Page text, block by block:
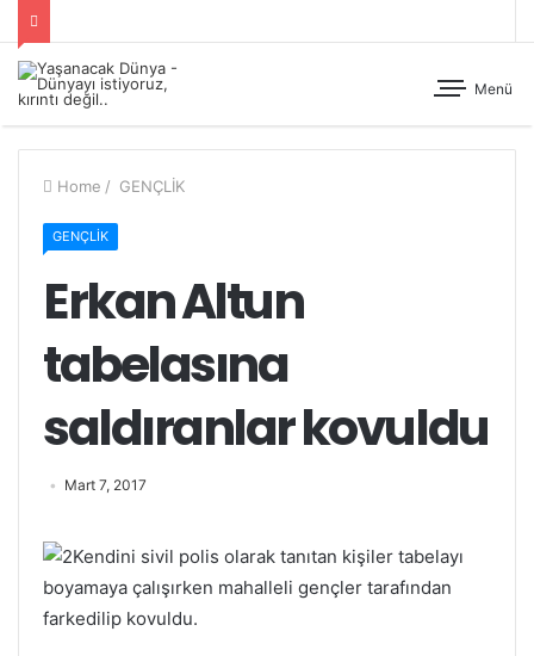
Menü
Home / GENÇLİK
GENÇLİK
Erkan Altun
tabelasına
saldıranlar kovuldu
Mart 7, 2017
Kendini sivil polis olarak tanıtan kişiler tabelayı
boyamaya çalışırken mahalleli gençler tarafından
farkedilip kovuldu.